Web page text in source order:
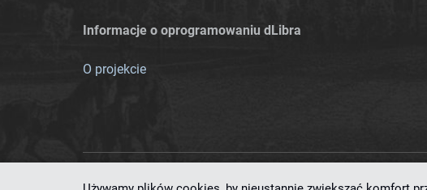
Informacje o oprogramowaniu dLibra
O projekcie